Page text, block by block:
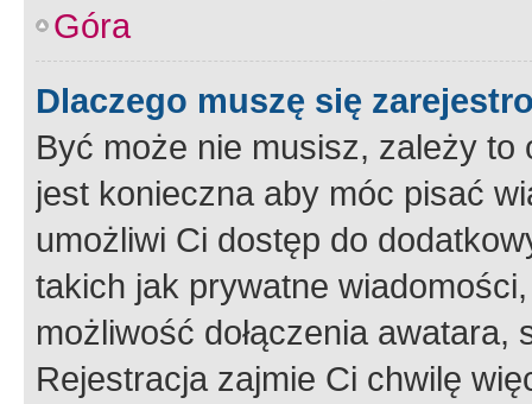
Góra
Dlaczego muszę się
Być może nie musisz, zależy
jest konieczna aby móc pisać
umożliwi Ci dostęp do
takich jak prywatne
możliwość dołączenia
Rejestracja zajmie Ci chwilę